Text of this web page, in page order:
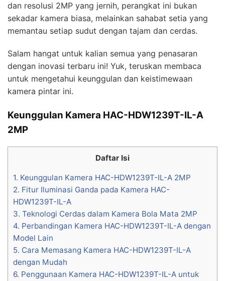
dan resolusi 2MP yang jernih, perangkat ini bukan
sekadar kamera biasa, melainkan sahabat setia yang
memantau setiap sudut dengan tajam dan cerdas.
Salam hangat untuk kalian semua yang penasaran
dengan inovasi terbaru ini! Yuk, teruskan membaca
untuk mengetahui keunggulan dan keistimewaan
kamera pintar ini.
Keunggulan Kamera HAC-HDW1239T-IL-A
2MP
Daftar Isi
1. Keunggulan Kamera HAC-HDW1239T-IL-A 2MP
2. Fitur Iluminasi Ganda pada Kamera HAC-
HDW1239T-IL-A
3. Teknologi Cerdas dalam Kamera Bola Mata 2MP
4. Perbandingan Kamera HAC-HDW1239T-IL-A dengan
Model Lain
5. Cara Memasang Kamera HAC-HDW1239T-IL-A
dengan Mudah
6. Penggunaan Kamera HAC-HDW1239T-IL-A untuk